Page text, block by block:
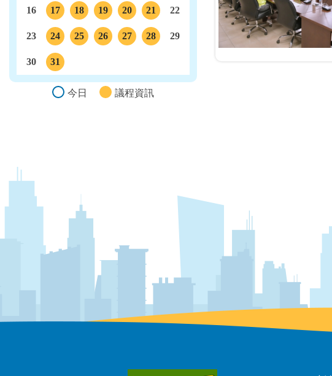
16
17
議程
18
議程
19
議程
20
議程
21
議程
22
23
24
議程
25
26
27
28
29
30
31
今日
議程資訊